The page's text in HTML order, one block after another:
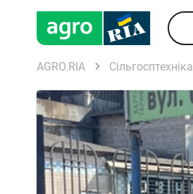
AGRO.RIA Сільгосптехніка